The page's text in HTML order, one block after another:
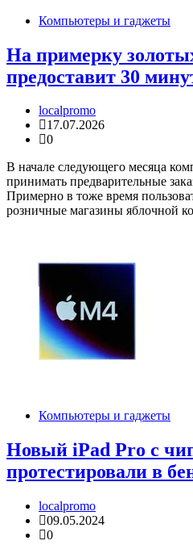
Компьютеры и гаджеты
На примерку
предоставит 30
localpromo
17.07.2026
0
В начале следующего месяца
принимать предварительные
Примерно в тоже время
розничные магазины яблочной
Компьютеры и гаджеты
Новый iPad Pro с
протестировали в
localpromo
09.05.2024
0